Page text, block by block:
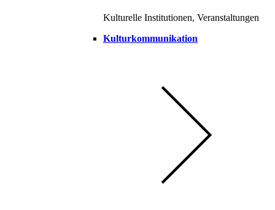
Kulturelle Institutionen, Veranstaltungen
Kulturkommunikation